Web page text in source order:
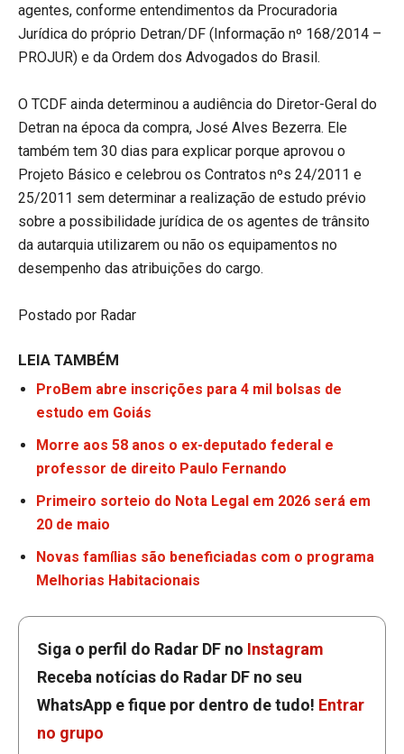
agentes, conforme entendimentos da Procuradoria
Jurídica do próprio Detran/DF (Informação nº 168/2014 –
PROJUR) e da Ordem dos Advogados do Brasil.
O TCDF ainda determinou a audiência do Diretor-Geral do
Detran na época da compra, José Alves Bezerra. Ele
também tem 30 dias para explicar porque aprovou o
Projeto Básico e celebrou os Contratos nºs 24/2011 e
25/2011 sem determinar a realização de estudo prévio
sobre a possibilidade jurídica de os agentes de trânsito
da autarquia utilizarem ou não os equipamentos no
desempenho das atribuições do cargo.
Postado por Radar
LEIA TAMBÉM
ProBem abre inscrições para 4 mil bolsas de
estudo em Goiás
Morre aos 58 anos o ex-deputado federal e
professor de direito Paulo Fernando
Primeiro sorteio do Nota Legal em 2026 será em
20 de maio
Novas famílias são beneficiadas com o programa
Melhorias Habitacionais
Siga o perfil do Radar DF no Instagram
Receba notícias do Radar DF no seu
WhatsApp e fique por dentro de tudo! Entrar
no grupo